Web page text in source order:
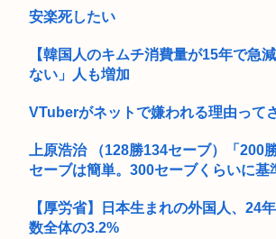
最近の物価、上がりすぎて何も買えなくなる
【ワンピース】ミホークさん、イム様によ
場で「...
関電大飯原発3号機、警報作動し自動停止
【画像】この若槻千夏(42)とセ●クスしたく
るの...
安楽死したい
【韓国人のキムチ消費量が15年で急
ない」人も増加
VTuberがネットで嫌われる理由って
上原浩治 （128勝134セーブ）「200
セーブは簡単。300セーブくらいに基
【厚労省】日本生まれの外国人、24
数全体の3.2%